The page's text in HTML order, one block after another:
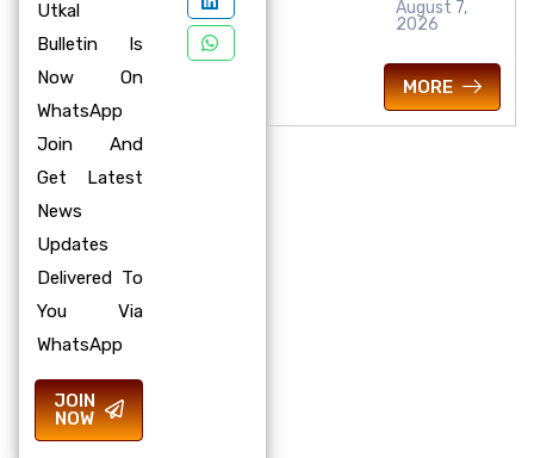
Utkal
Bulletin Is
Now On
WhatsApp
Join And
Get Latest
News
Updates
Delivered To
You Via
WhatsApp
JOIN
NOW
August 7,
2026
MORE